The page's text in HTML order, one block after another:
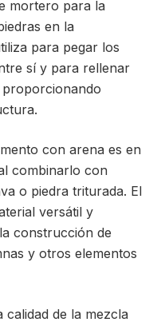
mortero para la
en la
para pegar los
sí y para rellenar
con arena es en
combinarlo con
o piedra triturada. El
versátil y
construcción de
y otros elementos
calidad de la mezcla